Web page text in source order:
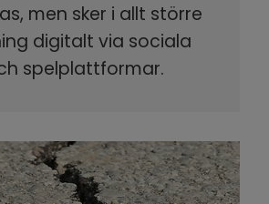
men sker i allt större
digitalt via sociala
spelplattformar.